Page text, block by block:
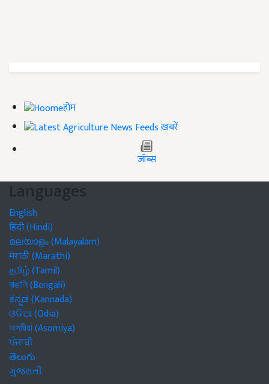
होम
ख़बरें
जॉब्स
Languages
English
हिंदी (Hindi)
മലയാളം (Malayalam)
मराठी (Marathi)
தமிழ் (Tamil)
বাঙালি (Bengali)
ಕನ್ನಡ (Kannada)
ଓଡିଆ (Odia)
অসমীয়া (Asomiya)
ਪੰਜਾਬੀ
తెలుగు
ગુજરાતી